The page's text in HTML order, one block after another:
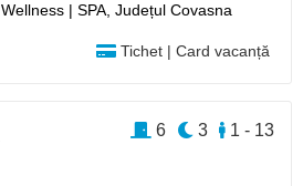
Wellness | SPA, Județul Covasna
Tichet | Card vacanță
1 - 13
3
6